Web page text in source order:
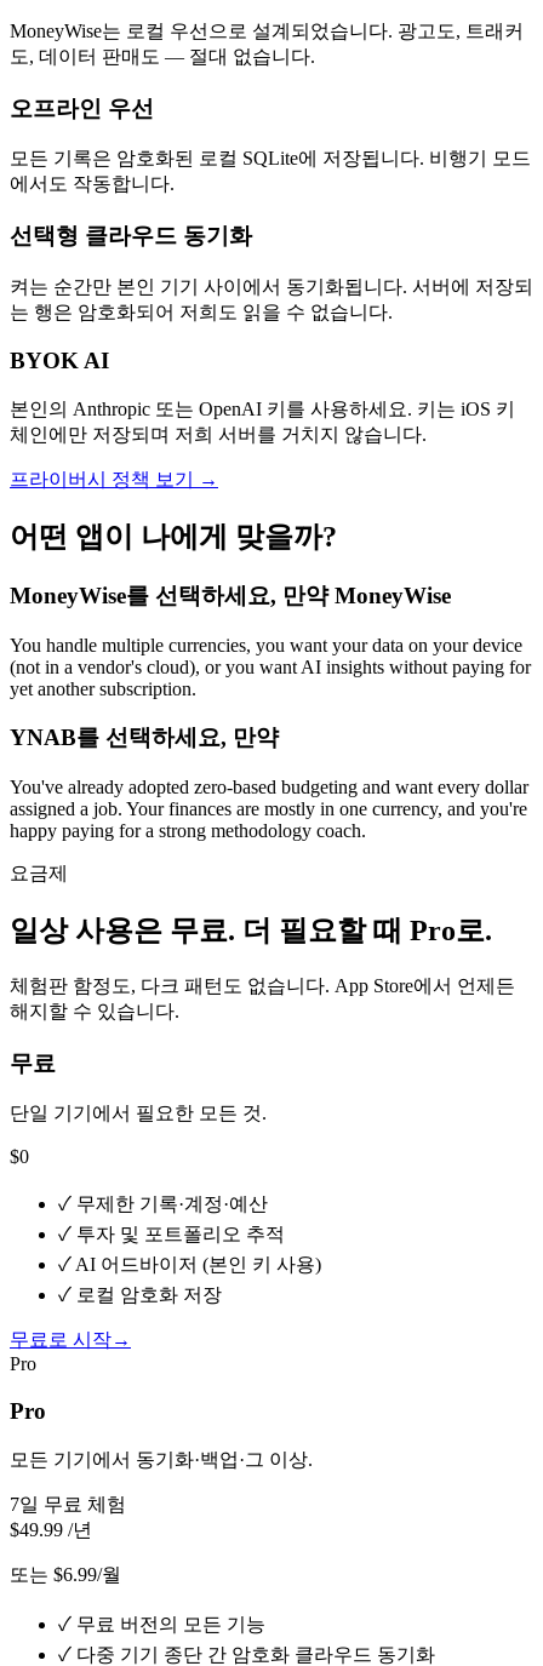
MoneyWise는 로컬 우선으로 설계되었습니다. 광고도, 트래커
도, 데이터 판매도 — 절대 없습니다.
오프라인 우선
모든 기록은 암호화된 로컬 SQLite에 저장됩니다. 비행기 모드
에서도 작동합니다.
선택형 클라우드 동기화
켜는 순간만 본인 기기 사이에서 동기화됩니다. 서버에 저장되
는 행은 암호화되어 저희도 읽을 수 없습니다.
BYOK AI
본인의 Anthropic 또는 OpenAI 키를 사용하세요. 키는 iOS 키
체인에만 저장되며 저희 서버를 거치지 않습니다.
프라이버시 정책 보기 →
어떤 앱이 나에게 맞을까?
MoneyWise를 선택하세요, 만약 MoneyWise
You handle multiple currencies, you want your data on your device
(not in a vendor's cloud), or you want AI insights without paying for
yet another subscription.
YNAB를 선택하세요, 만약
You've already adopted zero-based budgeting and want every dollar
assigned a job. Your finances are mostly in one currency, and you're
happy paying for a strong methodology coach.
요금제
일상 사용은 무료. 더 필요할 때 Pro로.
체험판 함정도, 다크 패턴도 없습니다. App Store에서 언제든
해지할 수 있습니다.
무료
단일 기기에서 필요한 모든 것.
$0
✓ 무제한 기록·계정·예산
✓ 투자 및 포트폴리오 추적
✓ AI 어드바이저 (본인 키 사용)
✓ 로컬 암호화 저장
무료로 시작→
Pro
Pro
모든 기기에서 동기화·백업·그 이상.
7일 무료 체험
$49.99 /년
또는 $6.99/월
✓ 무료 버전의 모든 기능
✓ 다중 기기 종단 간 암호화 클라우드 동기화